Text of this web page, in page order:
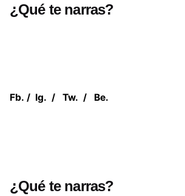
¿Qué te narras?
Fb. / Ig. / Tw. / Be.
¿Qué te narras?